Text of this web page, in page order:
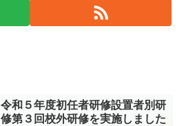
令和５年度初任者研修設置者別研
修第３回校外研修を実施しました